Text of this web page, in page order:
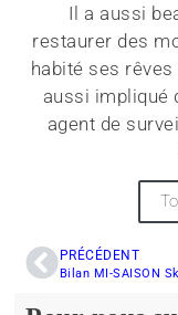
Il a aussi
restaurer des
habité ses
aussi impliqué
agent de
PRÉCÉDENT